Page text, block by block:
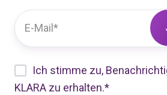
Ich stimme zu,
KLARA zu erhalten.*